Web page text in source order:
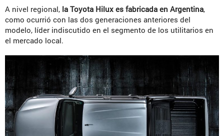
A nivel regional, la Toyota Hilux es fabricada en Argentina,
como ocurrió con las dos generaciones anteriores del
modelo, líder indiscutido en el segmento de los utilitarios en
el mercado local.